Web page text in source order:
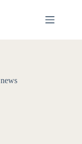
news